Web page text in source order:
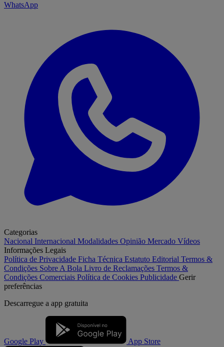
WhatsApp
Categorias
Nacional Internacional Modalidades Opinião Mercado Vídeos
Informações Legais
Política de Privacidade Ficha Técnica Estatuto Editorial Termos &
Condições Sobre A Bola Livro de Reclamações Termos &
Condições Comerciais Política de Cookies Publicidade Gerir
preferências
Descarregue a app gratuita
Google Play App Store